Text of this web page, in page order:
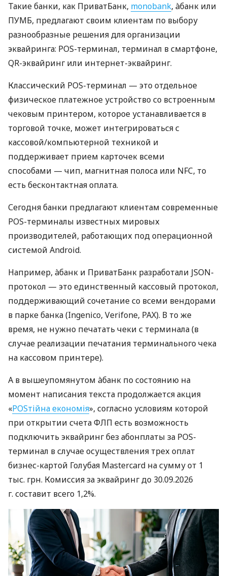
Такие банки, как ПриватБанк, monobank, àбанк или
ПУМБ, предлагают своим клиентам по выбору
разнообразные решения для организации
эквайринга: POS-терминал, терминал в смартфоне,
QR-эквайринг или интернет-эквайринг.
Классический POS-терминал — это отдельное
физическое платежное устройство со встроенным
чековым принтером, которое устанавливается в
торговой точке, может интегрироваться с
кассовой/компьютерной техникой и
поддерживает прием карточек всеми
способами — чип, магнитная полоса или NFC, то
есть бесконтактная оплата.
Сегодня банки предлагают клиентам современные
POS-терминалы известных мировых
производителей, работающих под операционной
системой Android.
Например, àбанк и ПриватБанк разработали JSON-
протокол — это единственный кассовый протокол,
поддерживающий сочетание со всеми вендорами
в парке банка (Ingenico, Verifone, PAX). В то же
время, не нужно печатать чеки с терминала (в
случае реализации печатания терминального чека
на кассовом принтере).
А в вышеупомянутом àбанк по состоянию на
момент написания текста продолжается акция
«POSтійна економія», согласно условиям которой
при открытии счета ФЛП есть возможность
подключить эквайринг без абонплаты за POS-
терминал в случае осуществления трех оплат
бизнес-картой Голубая Mastercard на сумму от 1
тыс. грн. Комиссия за эквайринг до 30.09.2026
г. составит всего 1,2%.